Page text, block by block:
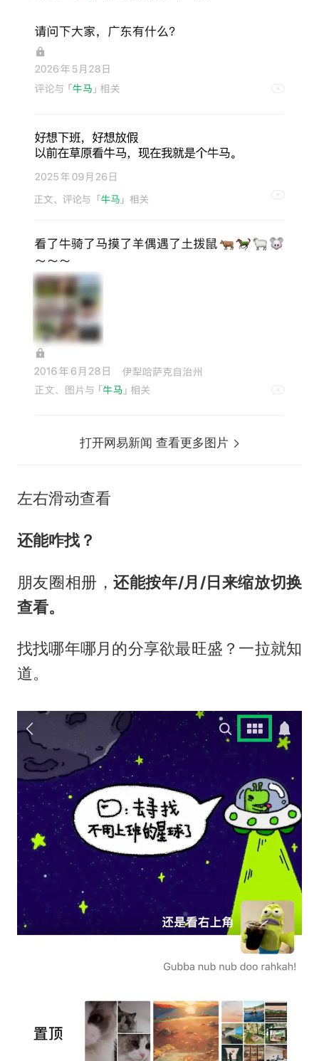
打开网易新闻 查看更多图片
左右滑动查看
还能咋找？
朋友圈相册，还能按年/月/日来缩放切换
查看。
找找哪年哪月的分享欲最旺盛？一拉就知
道。